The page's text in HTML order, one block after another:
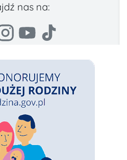
nas na: